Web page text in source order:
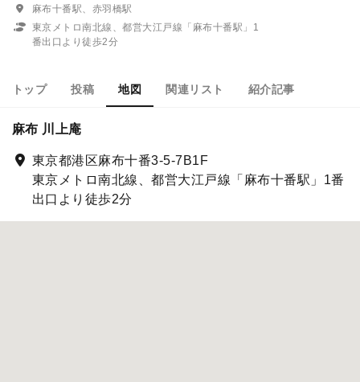
麻布十番駅、赤羽橋駅
東京メトロ南北線、都営大江戸線「麻布十番駅」1
番出口より徒歩2分
トップ 投稿 地図 関連リスト 紹介記事
麻布 川上庵
東京都港区麻布十番3-5-7B1F
東京メトロ南北線、都営大江戸線「麻布十番駅」1番
出口より徒歩2分